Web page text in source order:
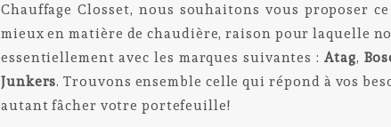
Chauffage Closset, nous souhaitons vous proposer
mieux en matière de chaudière, raison pour laquelle
essentiellement avec les marques suivantes : Atag,
Junkers. Trouvons ensemble celle qui répond à vos
autant fâcher votre portefeuille!